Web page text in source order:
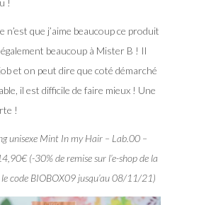
!
n’est que j’aime beaucoup ce produit
également beaucoup à Mister B ! Il
et on peut dire que coté démarché
il est difficile de faire mieux ! Une
!
unisexe Mint In my Hair – Lab.00 –
(-30% de remise sur l’e-shop de la
code BIOBOX09 jusqu’au 08/11/21)